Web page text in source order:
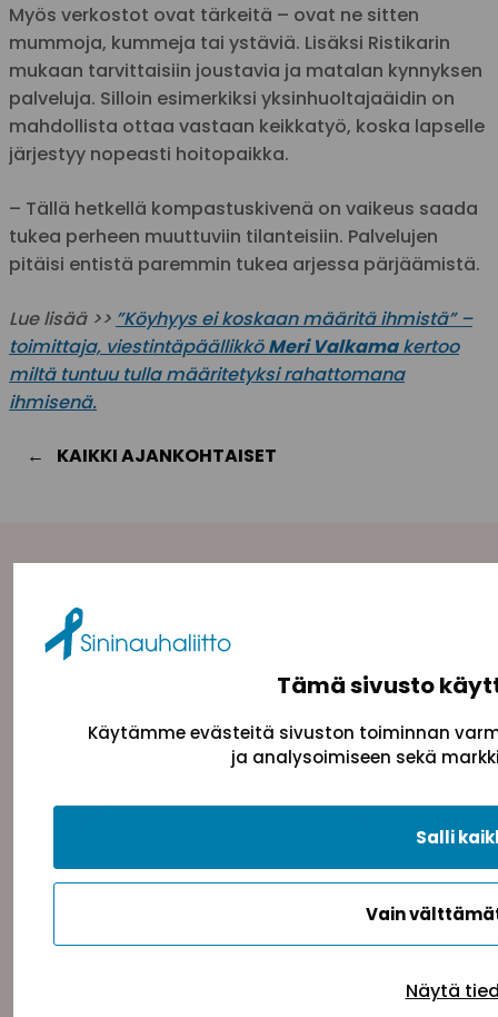
Tämä sivusto
Käytämme evästeitä sivuston toiminnan
ja analysoimiseen sekä
Vain
Salli
Näytä
Myös verkostot ovat tärkeitä – ovat ne sitten
mummoja, kummeja tai ystäviä. Lisäksi Ristikarin
mukaan tarvittaisiin joustavia ja matalan kynnyksen
palveluja. Silloin esimerkiksi yksinhuoltajaäidin on
mahdollista ottaa vastaan keikkatyö, koska lapselle
järjestyy nopeasti hoitopaikka.
– Tällä hetkellä kompastuskivenä on vaikeus saada
tukea perheen muuttuviin tilanteisiin. Palvelujen
pitäisi entistä paremmin tukea arjessa pärjäämistä.
Lue lisää >> ”Köyhyys ei koskaan määritä ihmistä” –
toimittaja, viestintäpäällikköMeri Valkamakertoo
miltä tuntuu tulla määritetyksi rahattomana
ihmisenä.
KAIKKI AJANKOHTAISET
Sininauhaliitto (Y-tunnus: 0217042–5)
Pasilanraitio 5, 2. krs, 00240 Helsinki
Tietosuojaseloste Evästeseloste